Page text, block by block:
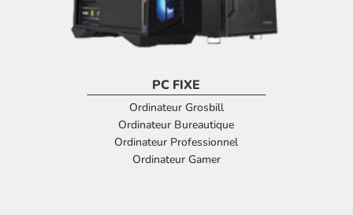
PC FIXE
Ordinateur Grosbill
Ordinateur Bureautique
Ordinateur Professionnel
Ordinateur Gamer